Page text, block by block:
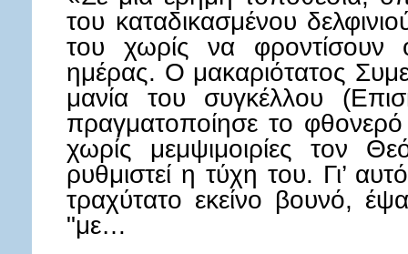
του καταδικασμένου
του χωρίς να φροντίσουν
ημέρας. Ο μακαριότατος
μανία του συγκέλλου
πραγματοποίησε το φθονερό
χωρίς μεμψιμοιρίες τον
ρυθμιστεί η τύχη του. Γι’
τραχύτατο εκείνο βουνό,
"με…